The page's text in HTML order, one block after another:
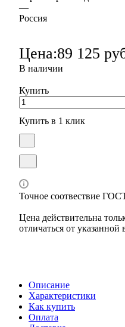
—
Россия
Цена:89 125
В наличии
Купить
Купить в 1 клик
Точное соотвествие
Цена действительна
отличаться от указанной
Описание
Характеристики
Как купить
Оплата